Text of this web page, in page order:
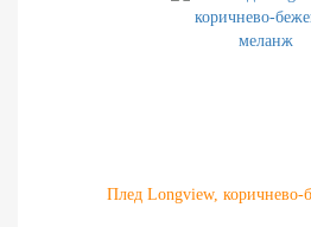
Плед Longview,